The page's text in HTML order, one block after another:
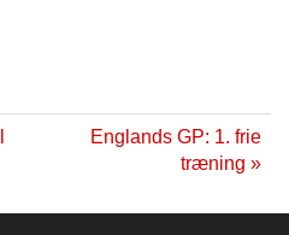
Englands GP: 1. frie
træning »